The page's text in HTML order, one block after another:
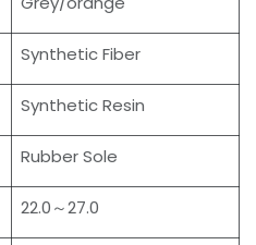
Synthetic Fiber
Synthetic Resin
Rubber Sole
22.0～27.0